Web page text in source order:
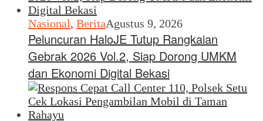
Nasional, BeritaAgustus 9, 2026
Peluncuran HaloJE Tutup Rangkaian
Gebrak 2026 Vol.2, Siap Dorong UMKM
dan Ekonomi Digital Bekasi